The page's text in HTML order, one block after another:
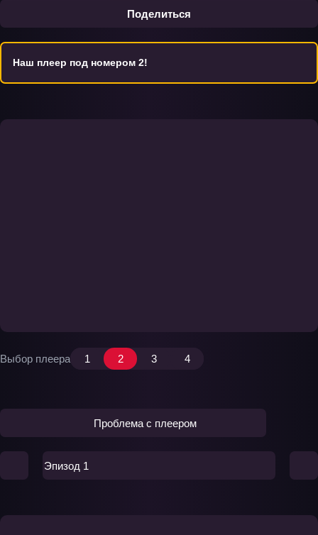
Поделиться
Наш плеер под номером 2!
Выбор плеера 1 2 3 4
Проблема с плеером
Эпизод 1